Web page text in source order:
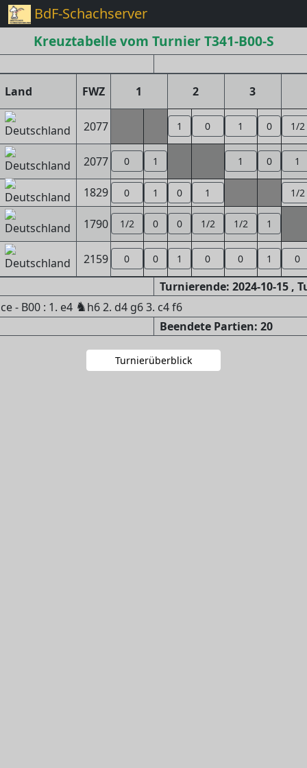
BdF-Schachserver
Kreuztabelle vom Turnier T341-B00-S
Land FWZ 1 2 3
2077 1 0 1 0 1/2
2077 0 1 1 0 1
1829 0 1 0 1 1/2
1790 1/2 0 0 1/2 1/2 1
2159 0 0 1 0 0 1 0
Turnierende: 2024-10-15 ,
- B00 : 1. e4 ♞h6 2. d4 g6 3. c4 f6
Beendete Partien: 20
Turnierüberblick